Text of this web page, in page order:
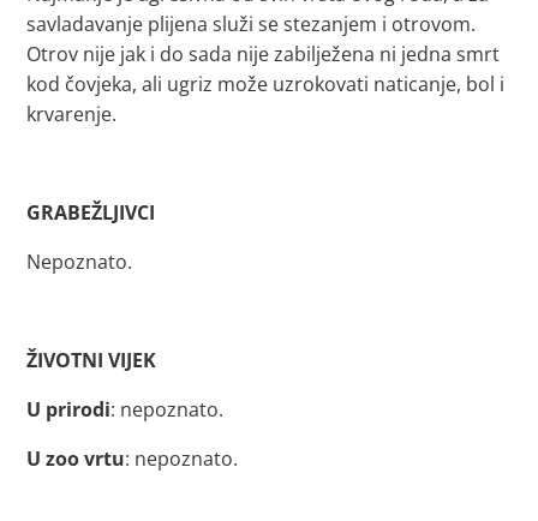
savladavanje plijena služi se stezanjem i otrovom.
Otrov nije jak i do sada nije zabilježena ni jedna smrt
kod čovjeka, ali ugriz može uzrokovati naticanje, bol i
krvarenje.
GRABEŽLJIVCI
Nepoznato.
ŽIVOTNI VIJEK
U prirodi: nepoznato.
U zoo vrtu: nepoznato.